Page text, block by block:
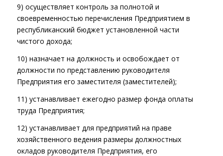
9) осуществляет контроль за полнотой и
своевременностью перечисления Предприятием в
республиканский бюджет установленной части
чистого дохода;
10) назначает на должность и освобождает от
должности по представлению руководителя
Предприятия его заместителя (заместителей);
11) устанавливает ежегодно размер фонда оплаты
труда Предприятия;
12) устанавливает для предприятий на праве
хозяйственного ведения размеры должностных
окладов руководителя Предприятия, его